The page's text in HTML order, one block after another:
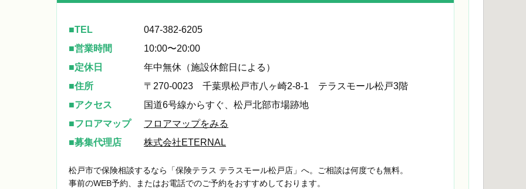
TEL
047-382-6205
営業時間
10:00〜20:00
定休日
年中無休（施設休館日による）
住所
〒270-0023 千葉県松戸市八ヶ崎2-8-1 テラスモール松戸3階
アクセス
国道6号線からすぐ、松戸北部市場跡地
フロアマップ
フロアマップをみる
募集代理店
株式会社ETERNAL
松戸市で保険相談するなら「保険テラス テラスモール松戸店」へ。ご相談は何度でも無料。
事前のWEB予約、またはお電話でのご予約をおすすめしております。